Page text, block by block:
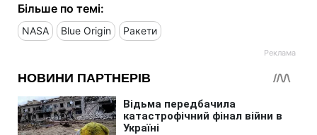
Більше по темі:
NASA Blue Origin Ракети